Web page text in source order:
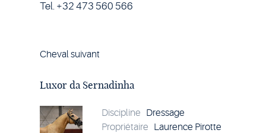
Tel. +32 473 560 566
Cheval suivant
cheval
Luxor
Sernadinha
Luxor da Sernadinha
Discipline
Dressage
Propriétaire
Laurence Pirotte